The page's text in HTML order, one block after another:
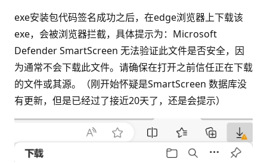
exe安装包代码签名成功之后，在edge浏览器上下载该
exe，会被浏览器拦截，具体提示为：Microsoft
Defender SmartScreen 无法验证此文件是否安全，因
为通常不会下载此文件。请确保在打开之前信任正在下载
的文件或其源。（刚开始怀疑是SmartScreen 数据库没
有更新，但是已经过了接近20天了，还是会提示）